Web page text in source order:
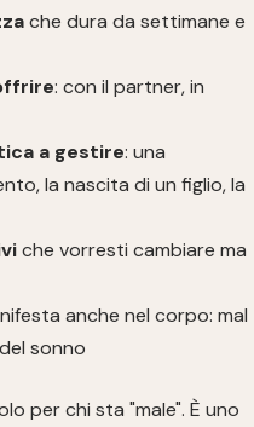
che dura da settimane e
: con il partner, in
a gestire: una
la nascita di un figlio, la
che vorresti cambiare ma
anche nel corpo: mal
sonno
per chi sta "male". È uno